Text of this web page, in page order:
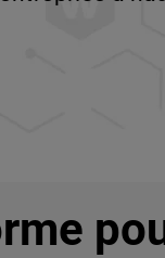
vous ne
échelle.